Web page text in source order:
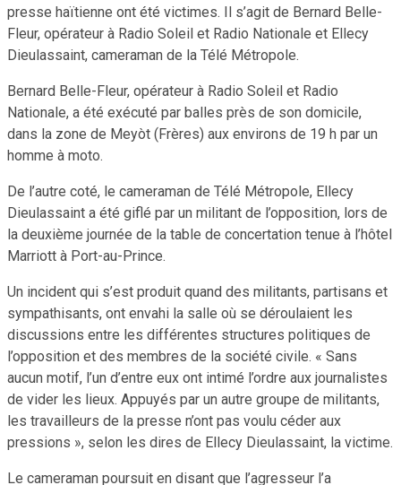
presse haïtienne ont été victimes. Il s’agit de Bernard Belle-
Fleur, opérateur à Radio Soleil et Radio Nationale et Ellecy
Dieulassaint, cameraman de la Télé Métropole.
Bernard Belle-Fleur, opérateur à Radio Soleil et Radio
Nationale, a été exécuté par balles près de son domicile,
dans la zone de Meyòt (Frères) aux environs de 19 h par un
homme à moto.
De l’autre coté, le cameraman de Télé Métropole, Ellecy
Dieulassaint a été giflé par un militant de l’opposition, lors de
la deuxième journée de la table de concertation tenue à l’hôtel
Marriott à Port-au-Prince.
Un incident qui s’est produit quand des militants, partisans et
sympathisants, ont envahi la salle où se déroulaient les
discussions entre les différentes structures politiques de
l’opposition et des membres de la société civile. « Sans
aucun motif, l’un d’entre eux ont intimé l’ordre aux journalistes
de vider les lieux. Appuyés par un autre groupe de militants,
les travailleurs de la presse n’ont pas voulu céder aux
pressions », selon les dires de Ellecy Dieulassaint, la victime.
Le cameraman poursuit en disant que l’agresseur l’a